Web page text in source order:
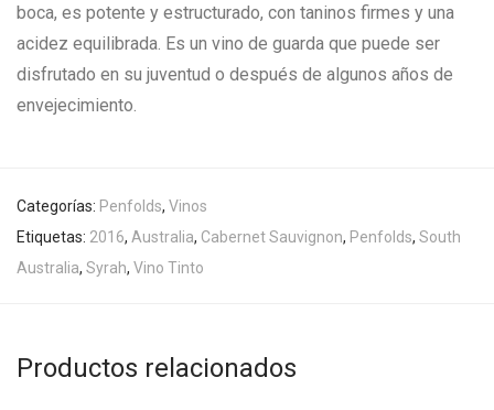
boca, es potente y estructurado, con taninos firmes y una
acidez equilibrada. Es un vino de guarda que puede ser
disfrutado en su juventud o después de algunos años de
envejecimiento.
Categorías: Penfolds, Vinos
Etiquetas: 2016, Australia, Cabernet Sauvignon, Penfolds, South
Australia, Syrah, Vino Tinto
Productos relacionados